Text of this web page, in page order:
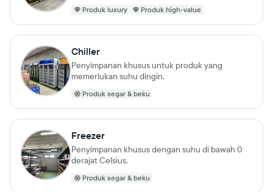
Produk luxury Produk high-value
Chiller
Penyimpanan khusus untuk produk yang
memerlukan suhu dingin.
Produk segar & beku
Freezer
Penyimpanan khusus dengan suhu di bawah 0
derajat Celsius.
Produk segar & beku